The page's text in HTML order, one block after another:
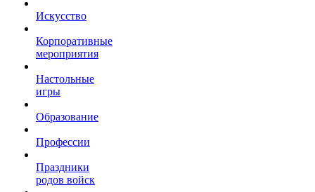
Искусство
Корпоративные
мероприятия
Настольные
игры
Образование
Профессии
Праздники
родов войск